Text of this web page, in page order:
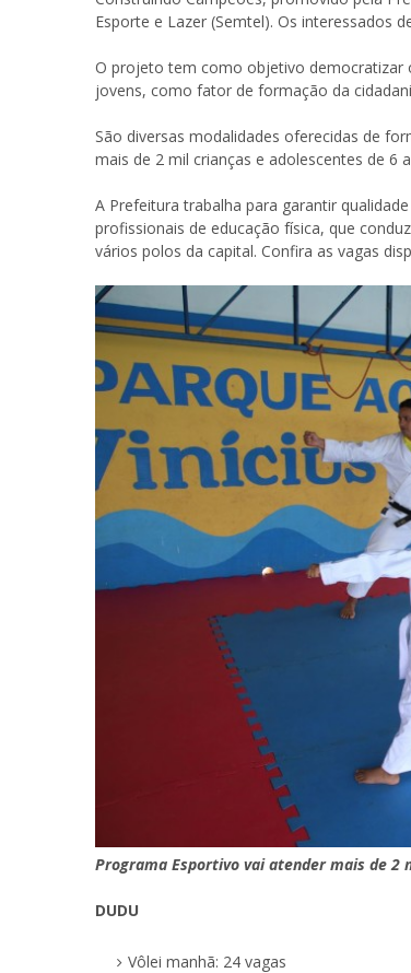
Esporte e Lazer (Semtel). Os interessados
O projeto tem como objetivo democratizar
jovens, como fator de formação da
São diversas modalidades oferecidas de
mais de 2 mil crianças e adolescentes de 6
A Prefeitura trabalha para garantir
profissionais de educação física, que
vários polos da capital. Confira as vagas
Programa Esportivo vai atender mais de 2
DUDU
Vôlei manhã: 24 vagas